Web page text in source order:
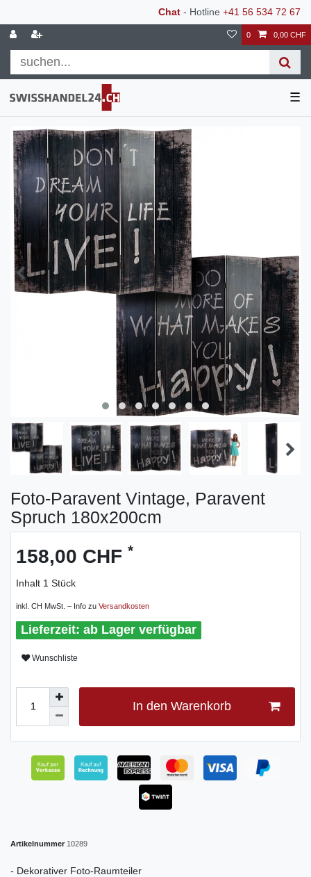
Chat - Hotline +41 56 534 72 67
0 0,00 CHF
☰
Foto-Paravent Vintage, Paravent
Spruch 180x200cm
158,00 CHF *
Inhalt 1 Stück
inkl. CH MwSt. – Info zu Versandkosten
ab Lager verfügbar
Wunschliste
In den Warenkorb
Artikelnummer 10289
- Dekorativer Foto-Raumteiler